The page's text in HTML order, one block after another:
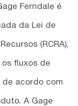
Ferndale é
da Lei de
(RCRA),
fluxos de
de acordo com
A Gage